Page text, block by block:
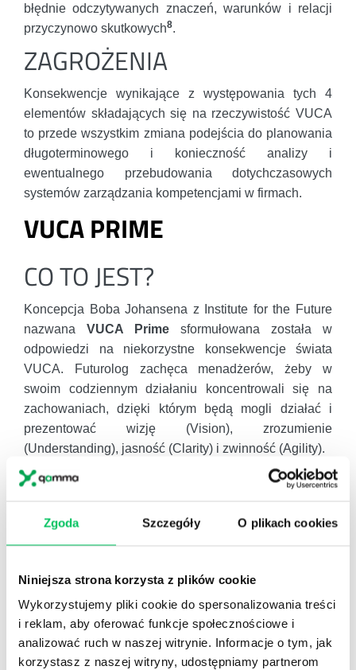
Zgoda Szczegóły O plikach cookies
Niniejsza strona korzysta z plików cookie
Wykorzystujemy pliki cookie do spersonalizowania treści
i reklam, aby oferować funkcje społecznościowe i
analizować ruch w naszej witrynie. Informacje o tym, jak
korzystasz z naszej witryny, udostępniamy partnerom
błędnie odczytywanych znaczeń, warunków i relacji
przyczynowo skutkowych8.
ZAGROŻENIA
Konsekwencje wynikające z występowania tych 4
elementów składających się na rzeczywistość VUCA
to przede wszystkim zmiana podejścia do planowania
długoterminowego i konieczność analizy i
ewentualnego przebudowania dotychczasowych
systemów zarządzania kompetencjami w firmach.
VUCA PRIME
CO TO JEST?
Koncepcja Boba Johansena z Institute for the Future
nazwana VUCA Prime sformułowana została w
odpowiedzi na niekorzystne konsekwencje świata
VUCA. Futurolog zachęca menadżerów, żeby w
swoim codziennym działaniu koncentrowali się na
zachowaniach, dzięki którym będą mogli działać i
prezentować wizję (Vision), zrozumienie
(Understanding), jasność (Clarity) i zwinność (Agility).
ELEMENTY VUCA PRIME
Zgodnie z modelem
VUCA Prime
odpowiedzią na
posiadanie i efektywne komunikowanie inspirującej,
mieć niekwestionowany i oczywisty kierunek
działania. Ważne jest, aby sformułowana wizja
dostarczała każdemu członkowi zespołu odpowiedzi